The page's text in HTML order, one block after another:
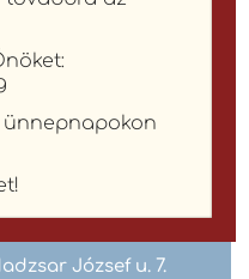
József u. 7.
ünnepnapokon